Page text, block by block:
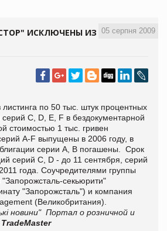
05 серпня 2009
ИСКЛЮЧЕНЫ ИЗ
по 50 тыс. штук процентных
С, D, E, F в бездокументарной
стоимостью 1 тыс. гривен
А-F выпущены в 2006 году, в
серии А, B погашены. Срок
серий С, D - до 11 сентября, серий
года. Соучредителями группы
секьюрити"
"Запорожсталь") и компания
(Великобритания).
новини" Портал о розничной и
TradeMaster